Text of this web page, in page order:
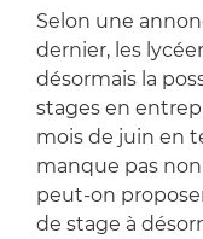
Selon une
dernier, les
désormais la
stages en
mois de juin en
manque pas
peut-on
de stage à